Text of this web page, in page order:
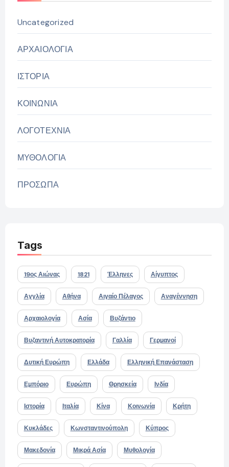
Uncategorized
ΑΡΧΑΙΟΛΟΓΙΑ
ΙΣΤΟΡΙΑ
ΚΟΙΝΩΝΙΑ
ΛΟΓΟΤΕΧΝΙΑ
ΜΥΘΟΛΟΓΙΑ
ΠΡΟΣΩΠΑ
Tags
19ος Αιώνας 1821 Έλληνες Αίγυπτος
Αγγλία Αθήνα Αιγαίο Πέλαγος Αναγέννηση
Αρχαιολογία Ασία Βυζάντιο
Βυζαντινή Αυτοκρατορία Γαλλία Γερμανοί
Δυτική Ευρώπη Ελλάδα Ελληνική Επανάσταση
Εμπόριο Ευρώπη Θρησκεία Ινδία
Ιστορία Ιταλία Κίνα Κοινωνία Κρήτη
Κυκλάδες Κωνσταντινούπολη Κύπρος
Μακεδονία Μικρά Ασία Μυθολογία